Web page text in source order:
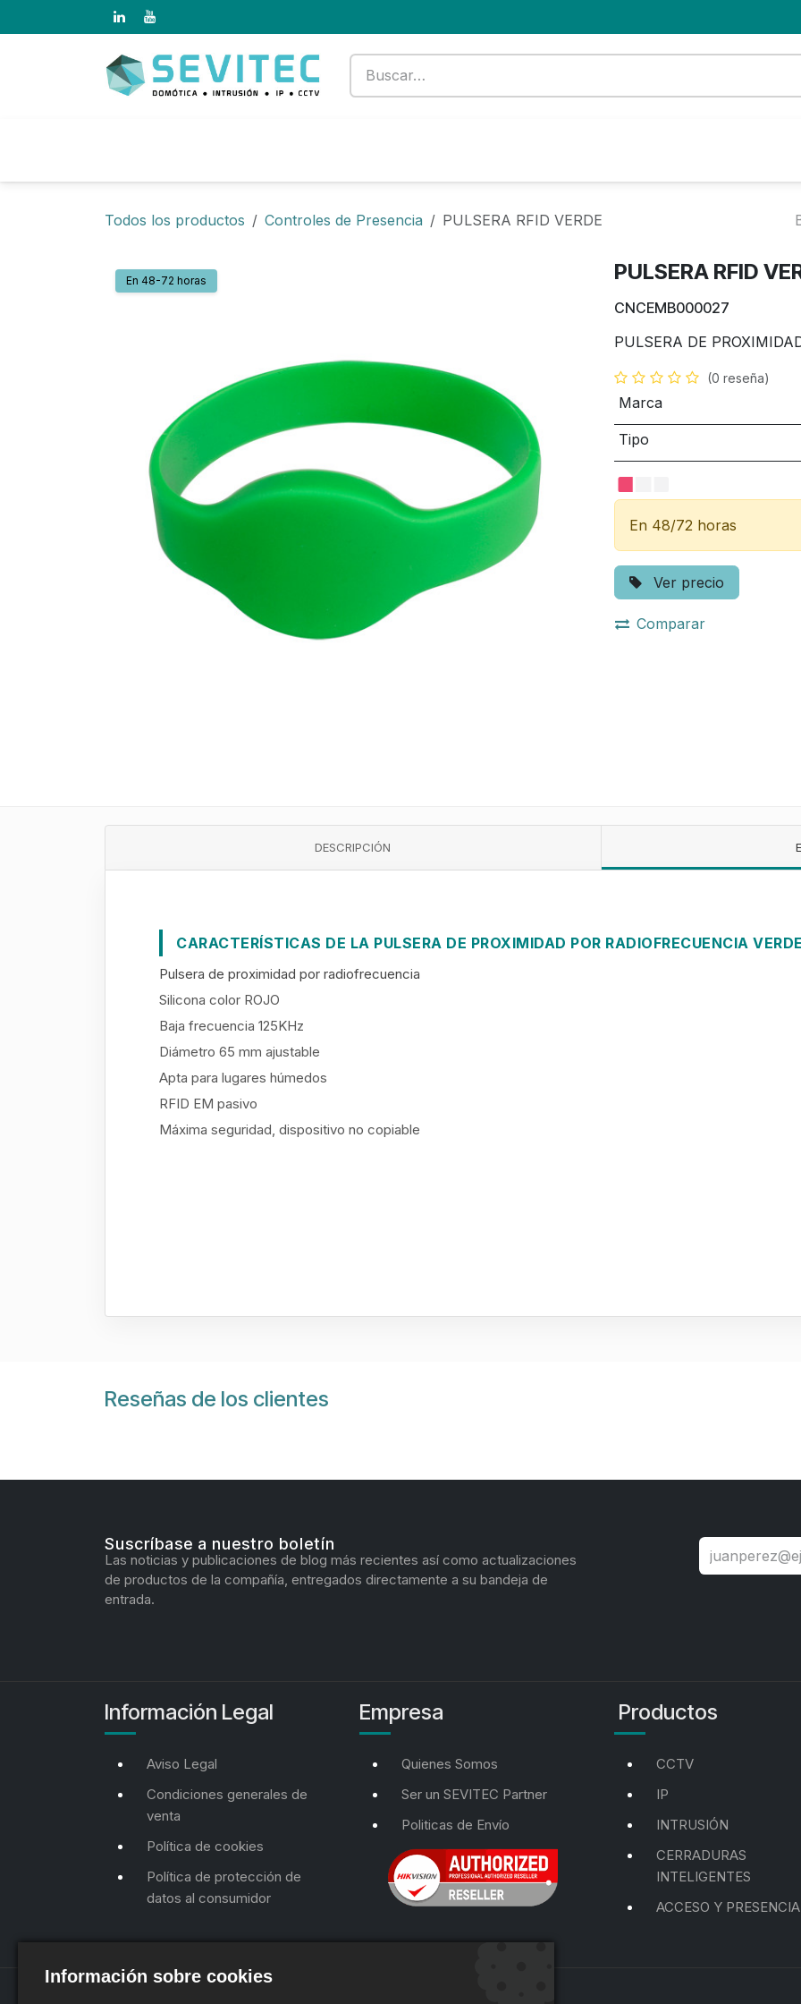
Todos los productos Controles de Presencia PULSERA RFID VERDE
En 48-72 horas PULSERA RFID
CNCEMB000027
PULSERA DE
(0 reseña)
Marca
Tipo
En 48/72 horas
Ver precio
Comparar
DESCRIPCIÓN
CARACTERÍSTICAS DE LA PULSERA DE PROXIMIDAD POR RADIOFRECUENCIA VERDE
Pulsera de proximidad por radiofrecuencia
Silicona color ROJO
​Baja frecuencia 125KHz
​Diámetro 65 mm ajustable
​Apta para lugares húmedos
​RFID EM pasivo
​Máxima seguridad, dispositivo no copiable
Reseñas de los clientes
Suscríbase a nuestro boletín
Las noticias y publicaciones de blog más recientes así como actualizaciones
de productos de la compañía, entregados directamente a su bandeja de
entrada.
Información Legal
Aviso Legal
Condiciones generales de
venta
Política de cookies
Política de protección de
datos al consumidor
Empresa
Quienes Somos
Ser un SEVITEC Partner
Politicas de Envío
Productos
CCTV
IP
INTRUSIÓN
CERRADURAS
INTELIGENTES
ACCESO Y PRESENCIA
Información sobre cookies